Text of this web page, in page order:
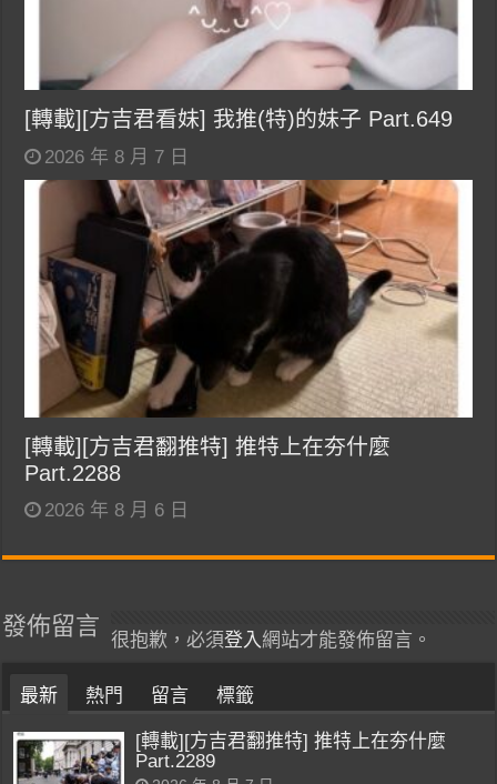
[轉載][方吉君看妹] 我推(特)的妹子 Part.649
2026 年 8 月 7 日
[轉載][方吉君翻推特] 推特上在夯什麼
Part.2288
2026 年 8 月 6 日
發佈留言
很抱歉，必須登入網站才能發佈留言。
最新 熱門 留言 標籤
[轉載][方吉君翻推特] 推特上在夯什麼
Part.2289